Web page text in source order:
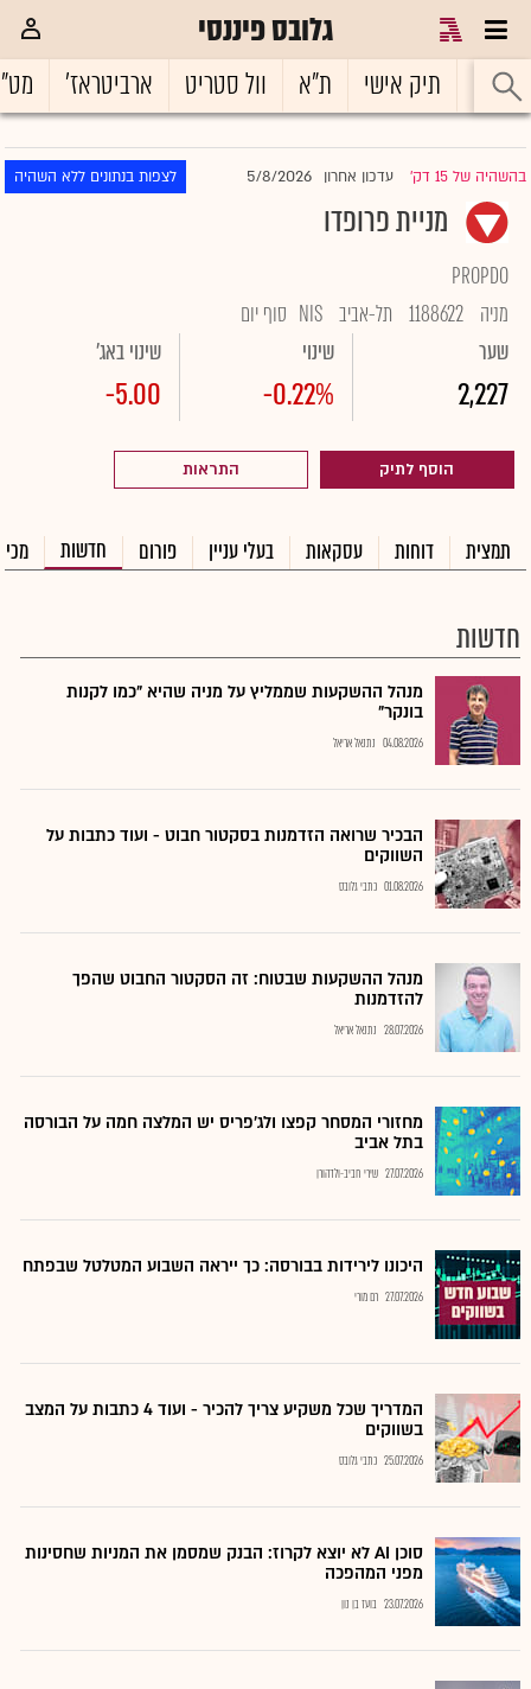
גלובס פיננסי
ראשי תיק אישי ת"א וול סטריט ארביטראז'
בהשהיה של 15 דק' |עדכון אחרון 5/8/2026 לצפות בנתונים ללא השהיה
מניית פרופדו
PROPDO
מניה 1188622 תל-אביב NIS סוף יום
שער
2,227
שינוי
-0.22%
שינוי באג'
-5.00
הוסף לתיק התראות
תמצית דוחות עסקאות בעלי עניין פורום חדשות
חדשות
מנהל ההשקעות שממליץ על מניה שהיא "כמו לקנות
בונקר"
04.08.2026 נתנאל אריאל
הבכיר שרואה הזדמנות בסקטור חבוט - ועוד כתבות על
השווקים
01.08.2026 כתבי גלובס
מנהל ההשקעות שבטוח: זה הסקטור החבוט שהפך
להזדמנות
28.07.2026 נתנאל אריאל
מחזורי המסחר קפצו ולג'פריס יש המלצה חמה על הבורסה
בתל אביב
27.07.2026 שירי חביב-ולדהורן
היכונו לירידות בבורסה: כך ייראה השבוע המטלטל שבפתח
27.07.2026 רם מורי
המדריך שכל משקיע צריך להכיר - ועוד 4 כתבות על המצב
בשווקים
25.07.2026 כתבי גלובס
סוכן AI לא יוצא לקרוז: הבנק שמסמן את המניות שחסינות
מפני המהפכה
23.07.2026 בועז בן נון